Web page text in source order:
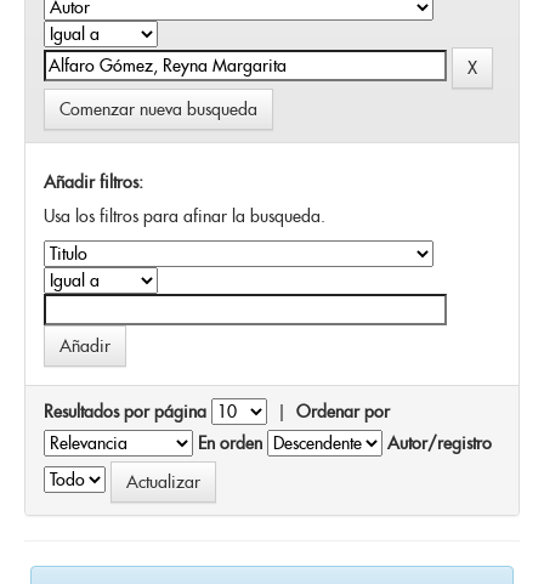
Comenzar nueva busqueda
Añadir filtros:
Usa los filtros para afinar la busqueda.
Resultados por página | Ordenar por
En orden
Autor/registro